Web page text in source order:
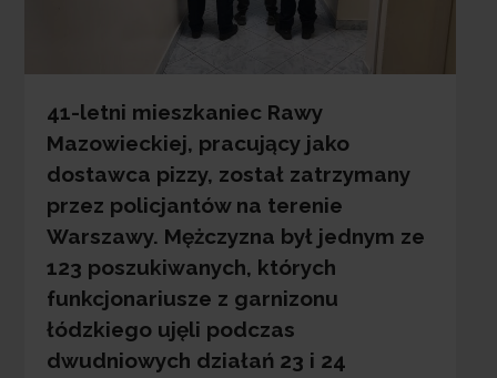
41-letni mieszkaniec Rawy
Mazowieckiej, pracujący jako
dostawca pizzy, został zatrzymany
przez policjantów na terenie
Warszawy. Mężczyzna był jednym ze
123 poszukiwanych, których
funkcjonariusze z garnizonu
łódzkiego ujęli podczas
dwudniowych działań 23 i 24